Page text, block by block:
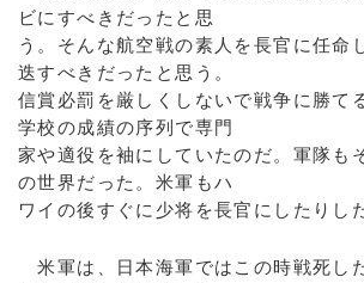
ビにすべきだったと思
う。そんな航空戦の素人を長官に任命
迭すべきだったと思う。
信賞必罰を厳しくしないで戦争に勝て
学校の成績の序列で専門
家や適役を袖にしていたのだ。軍隊も
の世界だった。米軍もハ
ワイの後すぐに少将を長官にしたりし
米軍は、日本海軍ではこの時戦死し